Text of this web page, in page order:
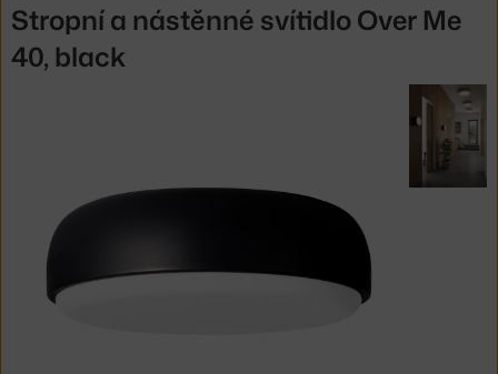
Stropní a nástěnné svítidlo Over Me
40, black